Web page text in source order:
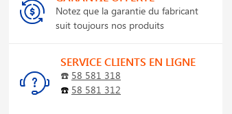
Notez que la garantie du fabricant
suit toujours nos produits
SERVICE CLIENTS EN LIGNE
☎️ 58 581 318
☎️ 58 581 312